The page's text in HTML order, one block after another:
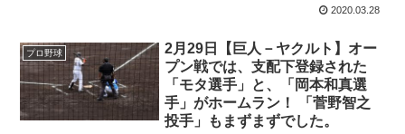
2020.03.28
プロ野球
2月29日【巨人－ヤクルト】オー
プン戦では、支配下登録された
「モタ選手」と、「岡本和真選
手」がホームラン！ 「菅野智之
投手」もまずまずでした。